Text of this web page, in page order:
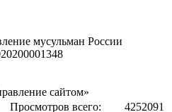
мусульман России
сайтом»
Просмотров всего:
4252091